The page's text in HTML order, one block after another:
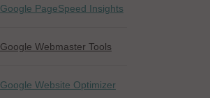
Google PageSpeed Insights
Google Webmaster Tools
Google Website Optimizer